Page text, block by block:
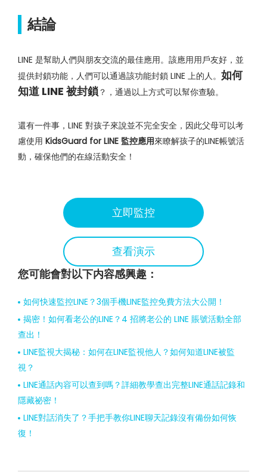
結論
LINE 是幫助人們與朋友交流的最佳應用。該應用用戶友好，並
提供封鎖功能，人們可以通過該功能封鎖 LINE 上的人。 如何
知道 LINE 被封鎖 ？，通過以上方式可以幫你查驗。
還有一件事，LINE 對孩子來說並不完全安全，因此父母可以考
慮使用 KidsGuard for LINE 監控應用來瞭解孩子的LINE帳號活
動，確保他們的在線活動安全！
立即監控
查看演示
您可能會對以下内容感興趣：
如何快速監控LINE？3個手機LINE監控免費方法大公開！
揭密！如何看老公的LINE？4 招將老公的 LINE 賬號活動全部
查出！
LINE監視大揭秘：如何在LINE監視他人？如何知道LINE被監
視？
LINE通話內容可以查到嗎？詳細教學查出完整LINE通話記錄和
隱藏祕密！
LINE對話消失了？手把手教你LINE聊天記錄沒有備份如何恢
復！